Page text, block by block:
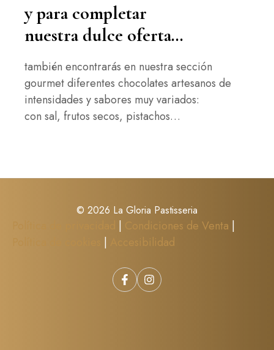
y para completar
nuestra dulce oferta…
también encontrarás en nuestra sección
gourmet diferentes chocolates artesanos de
intensidades y sabores muy variados:
con sal, frutos secos, pistachos…
© 2026 La Gloria Pastisseria
| Condiciones de Venta |
| Accesibilidad